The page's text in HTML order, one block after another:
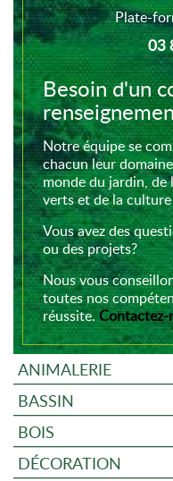
Plate-
03
Besoin d'un
Notre équipe se
chacun leur
monde du jardin, de
verts et de la
Vous avez des
ou des projets?
Nous vous
toutes nos
réussite.Contactez-
ANIMALERIE
BASSIN
BOIS
DÉCORATION